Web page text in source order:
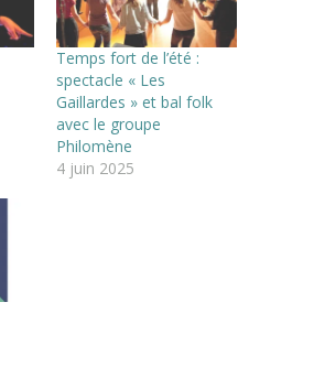
Temps fort de l’été :
spectacle « Les
Gaillardes » et bal folk
avec le groupe
Philomène
4 juin 2025